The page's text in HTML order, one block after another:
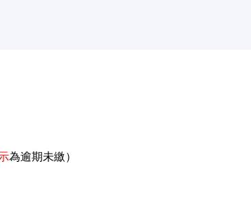
為逾期未繳）